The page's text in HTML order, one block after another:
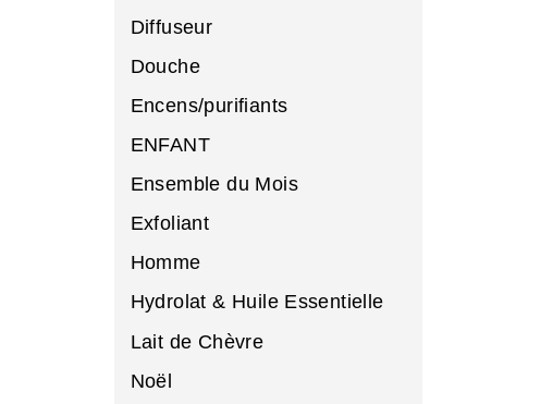
Diffuseur
Douche
Encens/purifiants
ENFANT
Ensemble du Mois
Exfoliant
Homme
Hydrolat & Huile Essentielle
Lait de Chèvre
Noël